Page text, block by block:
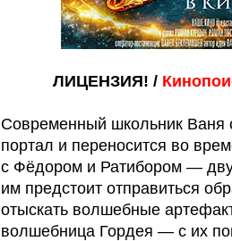
ЛИЦЕНЗИЯ! /
Современный школьник Ваня
портал и переносится во
с Фёдором и Ратибором —
им предстоит отправиться
отыскать волшебные
волшебница Гордея — с их